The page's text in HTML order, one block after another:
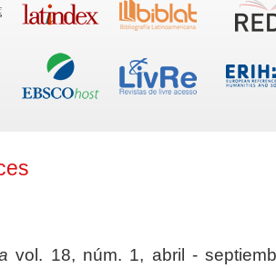
vol. 18, núm. 1, abril -